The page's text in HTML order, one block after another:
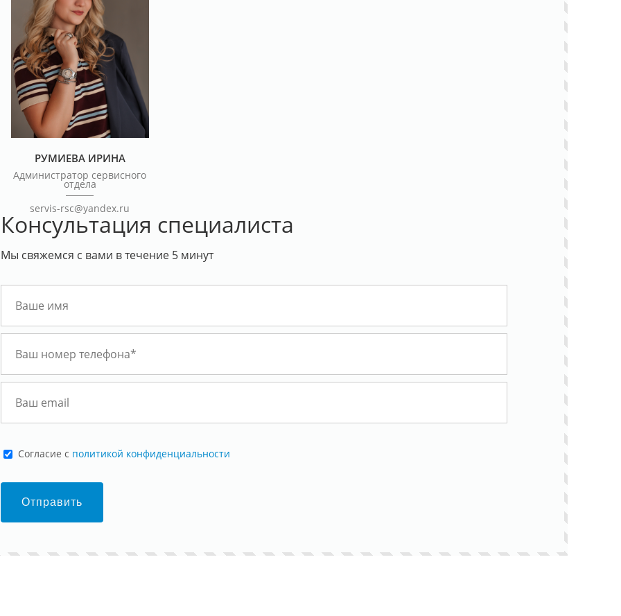
РУМИЕВА ИРИНА
Администратор сервисного
отдела
servis-rsc@yandex.ru
Консультация специалиста
Мы свяжемся с вами в течение 5 минут
Cогласие с политикой конфиденциальности
Отправить